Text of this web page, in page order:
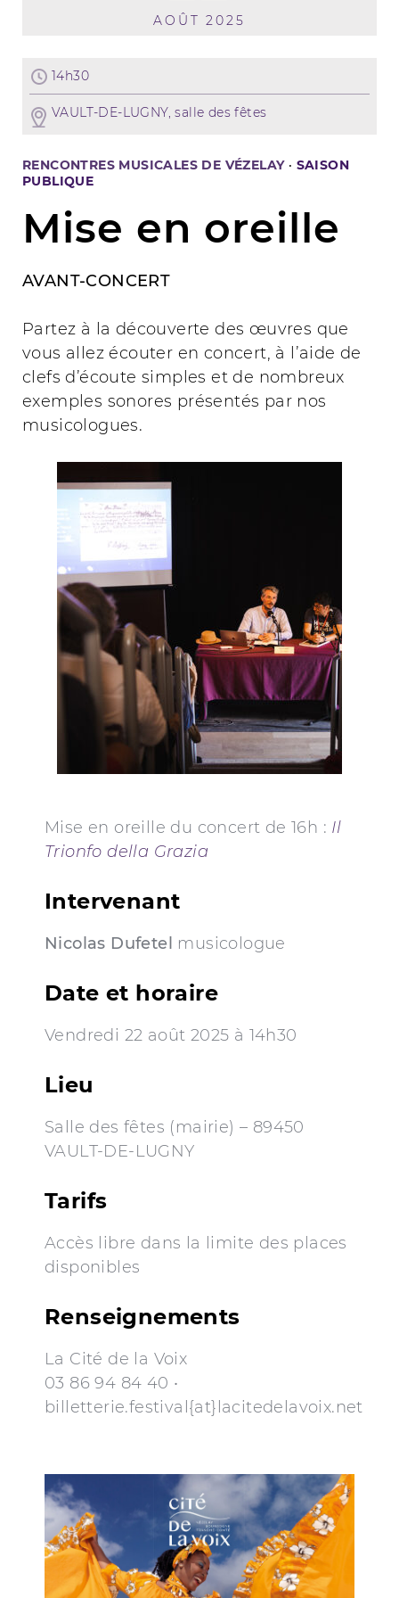
AOÛT 2025
14h30
VAULT-DE-LUGNY, salle des fêtes
RENCONTRES MUSICALES DE VÉZELAY· SAISON
PUBLIQUE
Mise en oreille
AVANT-CONCERT
Partez à la découverte des œuvres que
vous allez écouter en concert, à l’aide de
clefs d’écoute simples et de nombreux
exemples sonores présentés par nos
musicologues.
Mise en oreille du concert de 16h : Il
Trionfo della Grazia
Intervenant
Nicolas Dufetel musicologue
Date et horaire
Vendredi 22 août 2025 à 14h30
Lieu
Salle des fêtes (mairie) – 89450
VAULT-DE-LUGNY
Tarifs
Accès libre dans la limite des places
disponibles
Renseignements
La Cité de la Voix
03 86 94 84 40 •
billetterie.festival{at}lacitedelavoix.net